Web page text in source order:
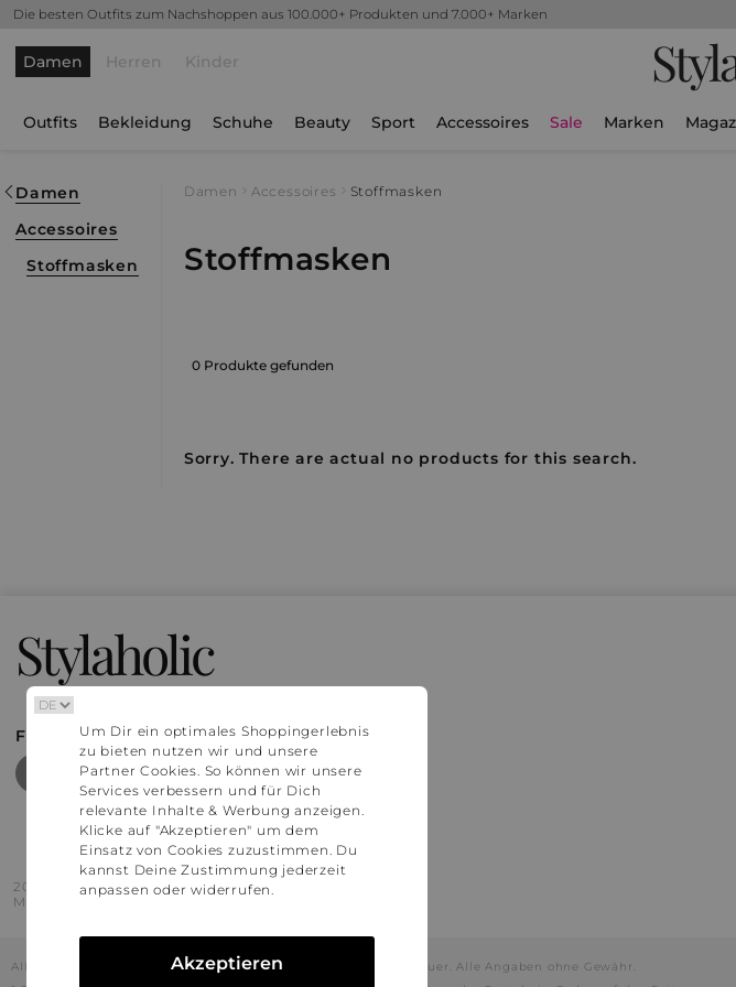
Die besten Outfits zum Nachshoppen aus 100.000+ Produkten und 7.000+ Marken
Damen Herren Kinder
Outfits Bekleidung Schuhe Beauty Sport Accessoires Sale Marken
Damen
Accessoires
Stoffmasken
Damen Accessoires Stoffmasken
Stoffmasken
0 Produkte gefunden
Sorry. There are actual no products for this search.
Stylaholic
FIND MORE INSPIRATION
2016 - 2026 © Stylaholic.
Made for you with love in munich.
Alle Preise inkl. der jeweils geltenden gesetzlichen Mehrwertsteuer. Alle Angaben ohne Gewähr.
Um Dir ein optimales Shoppingerlebnis
zu bieten nutzen wir und unsere
Partner Cookies. So können wir unsere
Services verbessern und für Dich
relevante Inhalte & Werbung anzeigen.
Klicke auf "Akzeptieren" um dem
Einsatz von Cookies zuzustimmen. Du
kannst Deine Zustimmung jederzeit
anpassen oder widerrufen.
Akzeptieren